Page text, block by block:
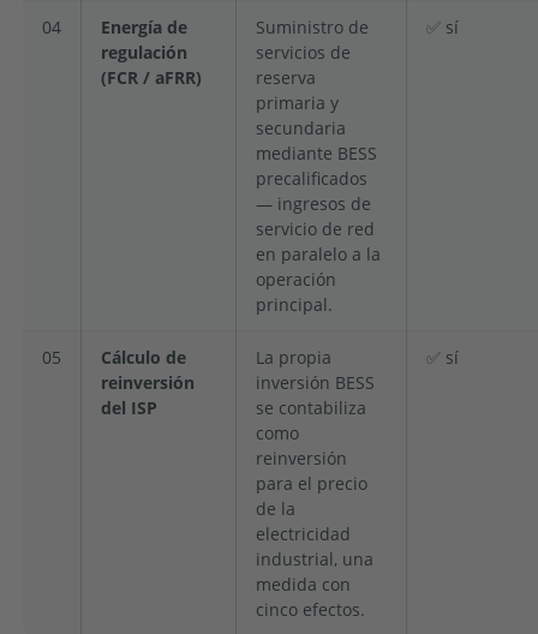
04
Energía de
regulación
(FCR / aFRR)
Suministro de
servicios de
reserva
primaria y
secundaria
mediante BESS
precalificados
— ingresos de
servicio de red
en paralelo a la
operación
principal.
✅ sí
05
Cálculo de
reinversión
del ISP
La propia
inversión BESS
se contabiliza
como
reinversión
para el precio
de la
electricidad
industrial, una
medida con
cinco efectos.
✅ sí